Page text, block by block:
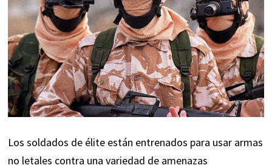
Los soldados de élite están entrenados para usar armas
no letales contra una variedad de amenazas